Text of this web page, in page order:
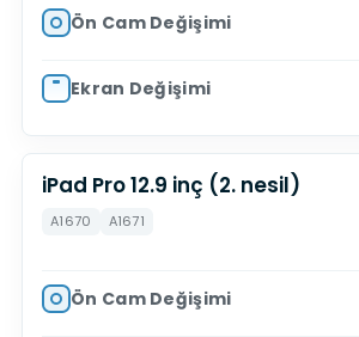
Ön Cam Değişimi
Ekran Değişimi
iPad Pro 12.9 inç (2. nesil)
A1670 A1671
Ön Cam Değişimi